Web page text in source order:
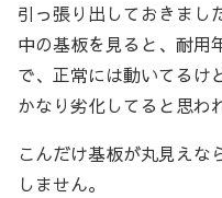
引っ張り出しておきまし
中の基板を見ると、耐用
で、正常には動いてるけ
かなり劣化してると思わ
こんだけ基板が丸見えな
しません。